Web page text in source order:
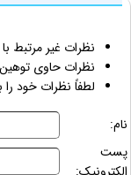
نظرات غیر مرتبط
نظرات حاوی
لطفاً نظرات خود
نام:
پست